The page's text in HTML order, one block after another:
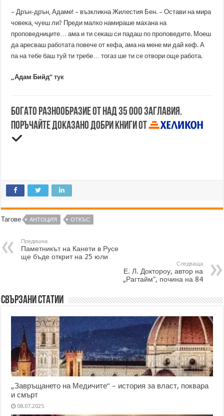
– Дрън-дрън, Адаме! – възкликна Жилестия Бен. – Остави на мира
човека, чуеш ли? Преди малко намираше махана на
проповедниците… ама и ти секаш си падаш по проповедите. Моеш
да аресваш работата повече от кефа, ама на мене ми дай кеф. А
па на тебе баш туй ти требе… тогаз ше ти се отвори още работа.
„Адам Бийд“тук
Богато разнообразие от над 35 000 заглавия.
Поръчайте доказано добри книги от
Тагове АНТОЦИЯ ОТКЪС
Предишна
Паметникът на Канети в Русе
ще бъде открит на 25 юли
Следваща
Е. Л. Доктороу, автор на
„Рагтайм“, почина на 84
Свързани статии
„Завръщането на Медичите“ – история за власт, поквара
и смърт
08.07.2025